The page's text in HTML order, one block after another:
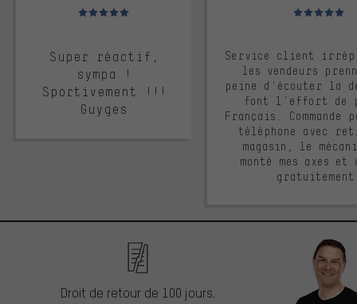
Note moyenne : 5 sur 5
Super réactif,
sympa !
Sportivement !!!
Guyges
Note moyenne :
Service client
les vendeurs
peine d'écouter la
font l'effort de
Français. Commande
téléphone avec
magasin, le
monté mes axes et
Droit de retour de 100 jours.